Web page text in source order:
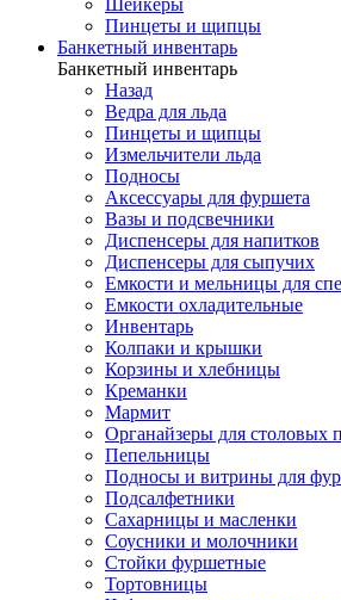
Пинцеты и щипцы
Банкетный инвентарь
Банкетный инвентарь
Назад
Ведра для льда
Пинцеты и щипцы
Измельчители льда
Подносы
Аксессуары для фуршета
Вазы и подсвечники
Диспенсеры для напитков
Диспенсеры для сыпучих
Емкости и мельницы для
Емкости охладительные
Инвентарь
Колпаки и крышки
Корзины и хлебницы
Креманки
Мармит
Органайзеры для столовых
Пепельницы
Подносы и витрины для
Подсалфетники
Сахарницы и масленки
Соусники и молочники
Стойки фуршетные
Тортовницы